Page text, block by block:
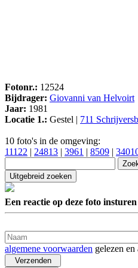
Fotonr.: 12524
Bijdrager: Giovanni van Helvoirt
Jaar: 1981
Locatie 1.: Gestel | 711
10 foto's in de omgeving:
11122
24813 3961 8509
Een reactie op deze foto insturen
algemene voorwaarden gelezen